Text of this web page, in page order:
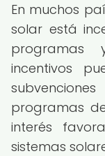
En muchos
solar está
programas
incentivos
programas
interés
sistemas